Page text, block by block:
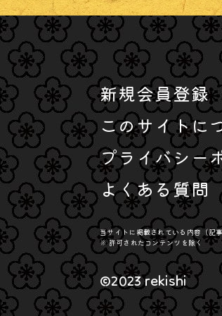
新規会員登録
このサイトに
プライバシー
よくある質問
当サイトに掲載されている内容（記
※ 許可されたコンテンツを除く
©2023 rekishi